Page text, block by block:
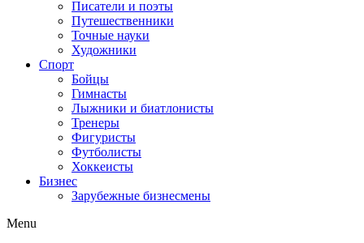
Писатели и поэты
Путешественники
Точные науки
Художники
Спорт
Бойцы
Гимнасты
Лыжники и биатлонисты
Тренеры
Фигуристы
Футболисты
Хоккеисты
Бизнес
Зарубежные бизнесмены
Menu